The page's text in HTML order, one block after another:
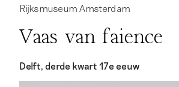
Bekijken
Verdiepen
Rijksmuseum Amsterdam
Vaas van faience
Delft, derde kwart 17e eeuw